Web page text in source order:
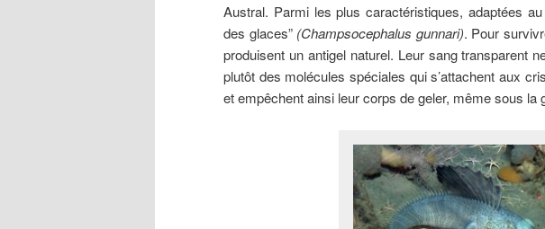
Austral. Parmi les plus caractéristiques, adaptées
des glaces” (Champsocephalus gunnari). Pour
produisent un antigel naturel. Leur sang transparent
plutôt des molécules spéciales qui s’attachent aux
et empêchent ainsi leur corps de geler, même sous la